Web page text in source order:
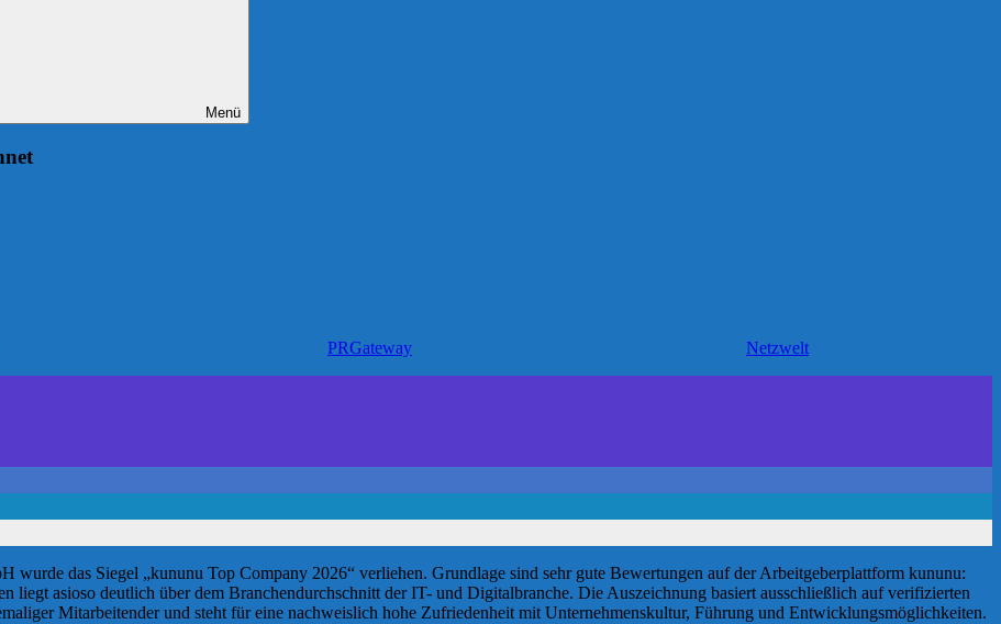
Menü
PRGateway Netzwelt
wurde das Siegel „kununu Top Company 2026“ verliehen. Grundlage sind sehr gute Bewertungen auf der Arbeitgeberplattform kununu:
liegt asioso deutlich über dem Branchendurchschnitt der IT- und Digitalbranche. Die Auszeichnung basiert ausschließlich auf verifizierten
Mitarbeitender und steht für eine nachweislich hohe Zufriedenheit mit Unternehmenskultur, Führung und Entwicklungsmöglichkeiten.